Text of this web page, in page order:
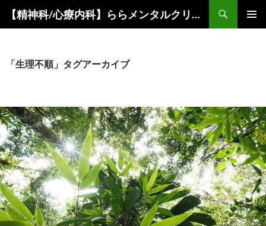
キ
ッ
プ
【精神科/心療内科】ららメンタルクリニック
「生理不順」タグアーカイブ